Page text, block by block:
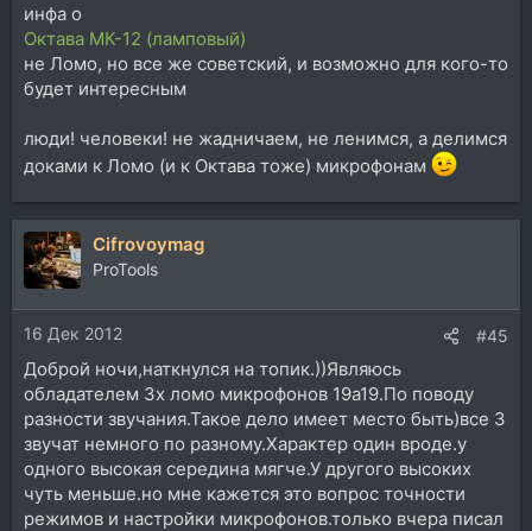
инфа о
Октава МК-12 (ламповый)
не Ломо, но все же советский, и возможно для кого-то
будет интересным
люди! человеки! не жадничаем, не ленимся, а делимся
доками к Ломо (и к Октава тоже) микрофонам
Cifrovoymag
ProTools
16 Дек 2012 #45
Доброй ночи,наткнулся на топик.))Являюсь
обладателем 3х ломо микрофонов 19а19.По поводу
разности звучания.Такое дело имеет место быть)все 3
звучат немного по разному.Характер один вроде.у
одного высокая середина мягче.У другого высоких
чуть меньше.но мне кажется это вопрос точности
режимов и настройки микрофонов.только вчера писал